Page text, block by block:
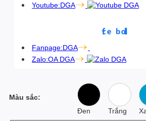
Youtube:DGA
Fanpage:DGA
Zalo:OA DGA
Màu sắc:
Đen
Trắng